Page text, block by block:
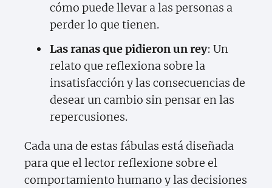
cómo puede llevar a las personas a
perder lo que tienen.
Las ranas que pidieron un rey: Un
relato que reflexiona sobre la
insatisfacción y las consecuencias de
desear un cambio sin pensar en las
repercusiones.
Cada una de estas fábulas está diseñada
para que el lector reflexione sobre el
comportamiento humano y las decisiones